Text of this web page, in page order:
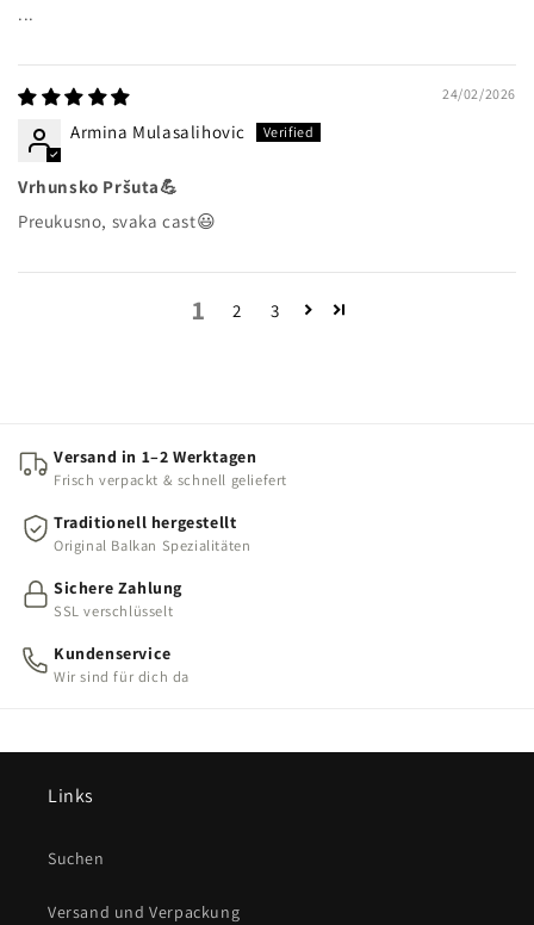
...
24/02/2026
Armina Mulasalihovic
Vrhunsko Pršuta💪
Preukusno, svaka cast😃
1 2 3
Versand in 1–2 Werktagen
Frisch verpackt & schnell geliefert
Traditionell hergestellt
Original Balkan Spezialitäten
Sichere Zahlung
SSL verschlüsselt
Kundenservice
Wir sind für dich da
Links
Suchen
Versand und Verpackung